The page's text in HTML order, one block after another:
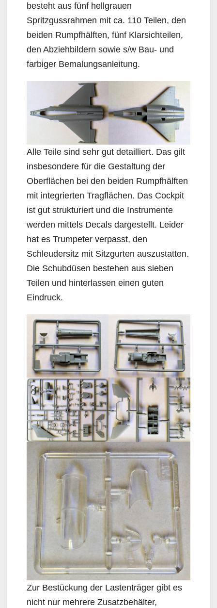
besteht aus fünf hellgrauen
Spritzgussrahmen mit ca. 110 Teilen, den
beiden Rumpfhälften, fünf Klarsichteilen,
den Abziehbildern sowie s/w Bau- und
farbiger Bemalungsanleitung.
Alle Teile sind sehr gut detailliert. Das gilt
insbesondere für die Gestaltung der
Oberflächen bei den beiden Rumpfhälften
mit integrierten Tragflächen. Das Cockpit
ist gut strukturiert und die Instrumente
werden mittels Decals dargestellt. Leider
hat es Trumpeter verpasst, den
Schleudersitz mit Sitzgurten auszustatten.
Die Schubdüsen bestehen aus sieben
Teilen und hinterlassen einen guten
Eindruck.
Zur Bestückung der Lastenträger gibt es
nicht nur mehrere Zusatzbehälter,